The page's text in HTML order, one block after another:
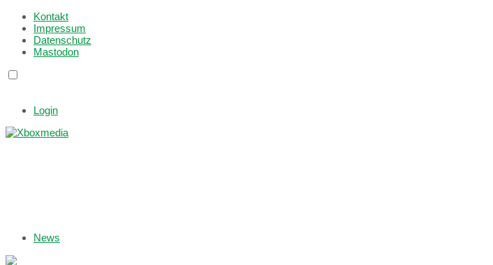
Kontakt
Impressum
Datenschutz
Mastodon
Login
News